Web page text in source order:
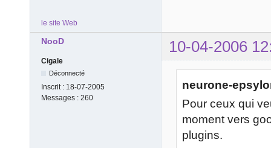
le site Web
NooD 10-04-2006
Cigale
Déconnecté
Inscrit : 18-07-2005
Messages : 260
neurone-
Pour ceux qui
moment vers
plugins.